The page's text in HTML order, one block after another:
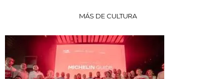
MÁS DE CULTURA